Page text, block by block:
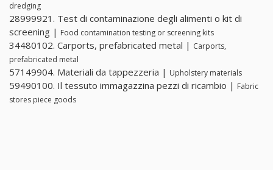
dredging
28999921. Test di contaminazione degli alimenti o kit di
screening | Food contamination testing or screening kits
34480102. Carports, prefabricated metal | Carports,
prefabricated metal
57149904. Materiali da tappezzeria | Upholstery materials
59490100. Il tessuto immagazzina pezzi di ricambio | Fabric
stores piece goods